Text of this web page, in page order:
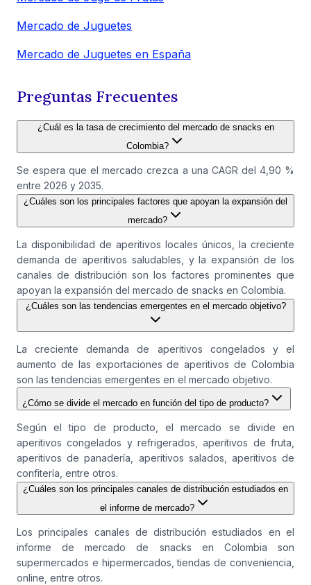
Mercado de Juguetes
Mercado de Juguetes en España
Preguntas Frecuentes
¿Cuál es la tasa de crecimiento del mercado de snacks en
Colombia?
Se espera que el mercado crezca a una CAGR del 4,90 %
entre 2026 y 2035.
¿Cuáles son los principales factores que apoyan la expansión del
mercado?
La disponibilidad de aperitivos locales únicos, la creciente
demanda de aperitivos saludables, y la expansión de los
canales de distribución son los factores prominentes que
apoyan la expansión del mercado de snacks en Colombia.
¿Cuáles son las tendencias emergentes en el mercado objetivo?
La creciente demanda de aperitivos congelados y el
aumento de las exportaciones de aperitivos de Colombia
son las tendencias emergentes en el mercado objetivo.
¿Cómo se divide el mercado en función del tipo de producto?
Según el tipo de producto, el mercado se divide en
aperitivos congelados y refrigerados, aperitivos de fruta,
aperitivos de panadería, aperitivos salados, aperitivos de
confitería, entre otros.
¿Cuáles son los principales canales de distribución estudiados en
el informe de mercado?
Los principales canales de distribución estudiados en el
informe de mercado de snacks en Colombia son
supermercados e hipermercados, tiendas de conveniencia,
online, entre otros.